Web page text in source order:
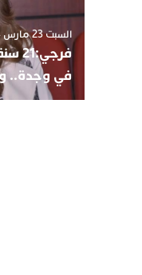
السبت 23 مارس 2024 - 3:59
في وجدة..